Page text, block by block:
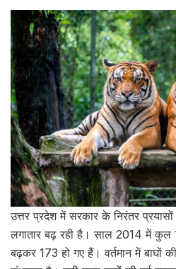
उत्तर प्रदेश में सरकार के निरंतर
लगातार बढ़ रही है। साल 2014 में
बढ़कर 173 हो गए हैं। वर्तमान में बाघों